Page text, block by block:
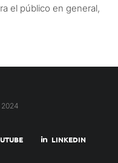
el público en general,
LINKEDIN